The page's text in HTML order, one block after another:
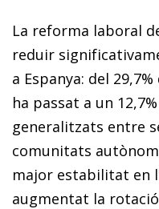
La reforma laboral
reduir
a Espanya: del
ha passat a un
generalitzats entre
comunitats
major estabilitat en
augmentat la